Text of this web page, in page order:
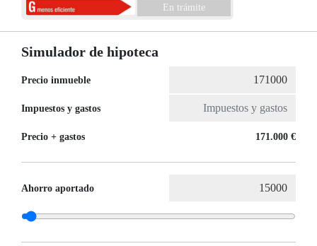
En trámite
Simulador de hipoteca
Precio inmueble
Impuestos y gastos
Precio + gastos 171.000 €
Ahorro aportado